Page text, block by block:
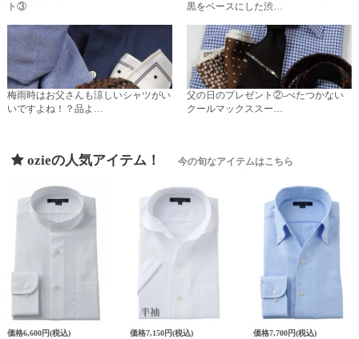
ト③
黒をベースにした渋…
梅雨時はお父さんも涼しいシャツがい
いですよね！？品よ…
父の日のプレゼント②-べたつかない
クールマックススー…
ozieの人気アイテム！ 今の旬なアイテムはこちら
価格6,600円(税込) 価格7,150円(税込) 価格7,700円(税込)